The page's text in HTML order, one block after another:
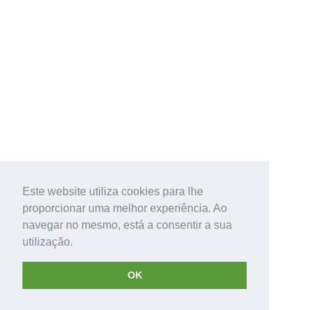
Este website utiliza cookies para lhe
proporcionar uma melhor experiência. Ao
navegar no mesmo, está a consentir a sua
utilização.
OK